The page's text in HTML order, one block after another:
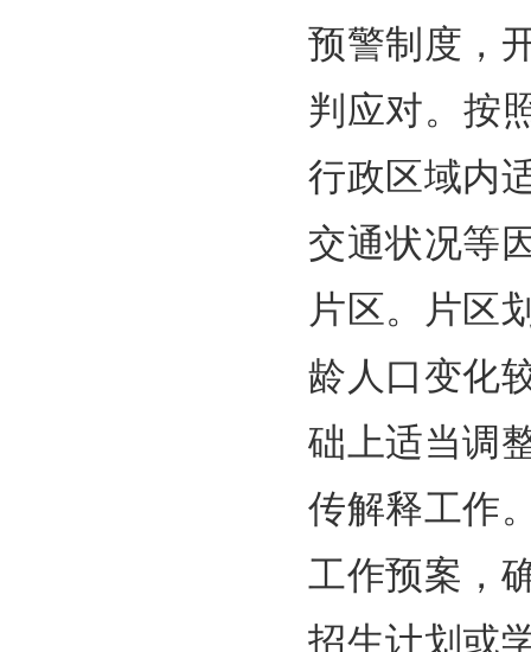
预警制度，
判应对。按
行政区域内
交通状况等
片区。片区
龄人口变化
础上适当调
传解释工作
工作预案，
招生计划或